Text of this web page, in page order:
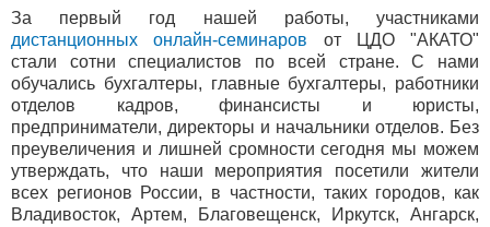
За первый год нашей работы, участниками
дистанционных онлайн-семинаров от ЦДО "АКАТО"
стали сотни специалистов по всей стране. С нами
обучались бухгалтеры, главные бухгалтеры, работники
отделов кадров, финансисты и юристы,
предприниматели, директоры и начальники отделов. Без
преувеличения и лишней сромности сегодня мы можем
утверждать, что наши мероприятия посетили жители
всех регионов России, в частности, таких городов, как
Владивосток, Артем, Благовещенск, Иркутск, Ангарск,